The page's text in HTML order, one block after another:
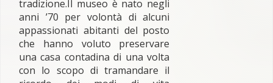
tradizione.Il museo è nato negli
anni ’70 per volontà di alcuni
appassionati abitanti del posto
che hanno voluto preservare
una casa contadina di una volta
con lo scopo di tramandare il